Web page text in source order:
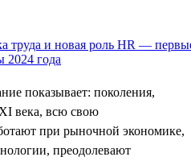
показывает: поколения,
века, всю свою
при рыночной экономике,
преодолевают